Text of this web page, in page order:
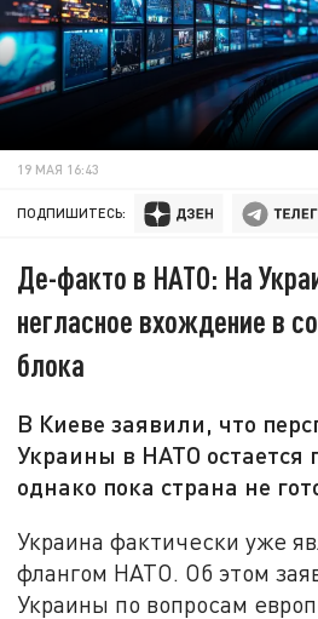
19 МАЯ 16:43
ПОДПИШИТЕСЬ:
Де-факто в НАТО: На
негласное вхождение в
блока
В Киеве заявили, что
Украины в НАТО остается
однако пока страна не
Украина фактически уже
флангом НАТО. Об этом
Украины по вопросам